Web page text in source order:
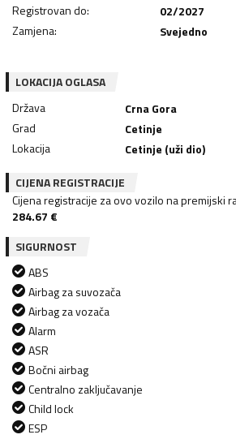
Registrovan do:
02/2027
Zamjena: Svejedno
LOKACIJA OGLASA
Država
Crna Gora
Grad
Cetinje
Lokacija
Cetinje (uži dio)
CIJENA REGISTRACIJE
Cijena registracije za ovo vozilo na premijski
284.67 €
SIGURNOST
ABS
Airbag za suvozača
Airbag za vozača
Alarm
ASR
Bočni airbag
Centralno zaključavanje
Child lock
ESP